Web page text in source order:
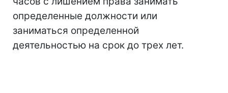
определенные должности или
заниматься определенной
деятельностью на срок до трех лет.